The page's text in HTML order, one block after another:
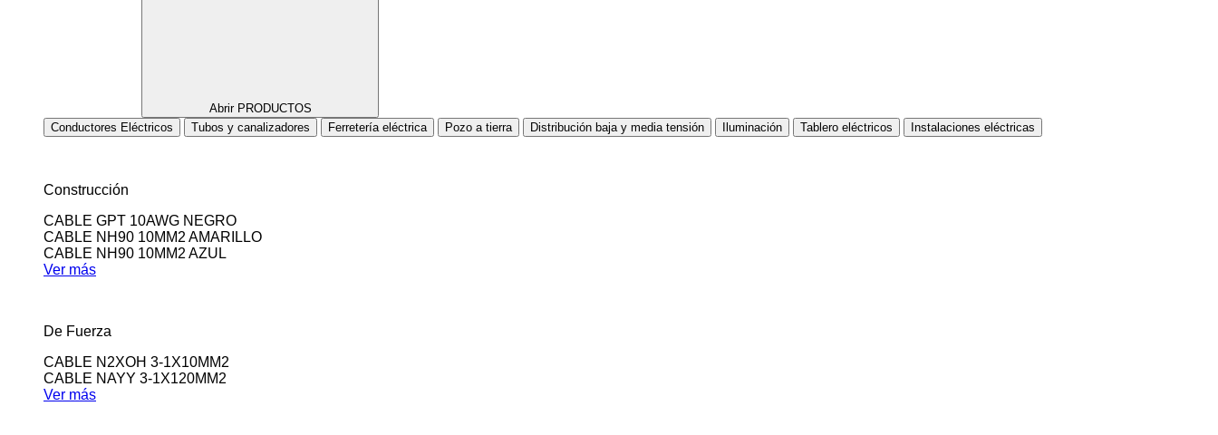
Abrir PRODUCTOS
Conductores Eléctricos
Tubos y canalizadores Ferretería eléctrica Pozo a tierra Distribución baja y media tensión Iluminación Tablero eléctricos Instalaciones eléctricas
Construcción
CABLE GPT 10AWG NEGRO
CABLE NH90 10MM2 AMARILLO
CABLE NH90 10MM2 AZUL
Ver más
De Fuerza
CABLE N2XOH 3-1X10MM2
CABLE NAYY 3-1X120MM2
Ver más